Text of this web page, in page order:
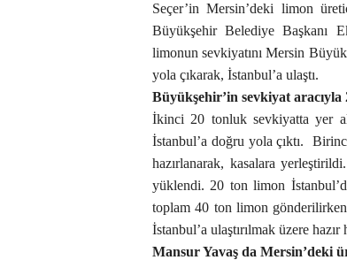
Seçer’in Mersin’deki limon
Büyükşehir Belediye Başkanı
limonun sevkiyatını Mersin
yola çıkarak, İstanbul’a ulaştı.
Büyükşehir’in sevkiyat
İkinci 20 tonluk sevkiyatta yer
İstanbul’a doğru yola çıktı.
hazırlanarak, kasalara
yüklendi. 20 ton limon
toplam 40 ton limon
İstanbul’a ulaştırılmak üzere
Mansur Yavaş da Mersin’deki